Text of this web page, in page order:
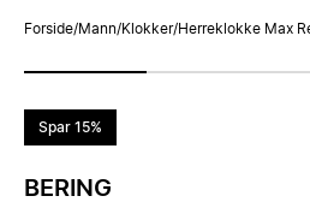
Forside/Mann/Klokker/Herreklokke Max
Spar 15%
BERING